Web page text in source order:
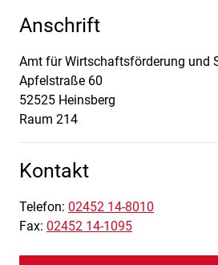
Anschrift
Amt für Wirtschaftsförderung und
Apfelstraße 60
52525 Heinsberg
Raum 214
Kontakt
Telefon: 02452 14-8010
Fax: 02452 14-1095